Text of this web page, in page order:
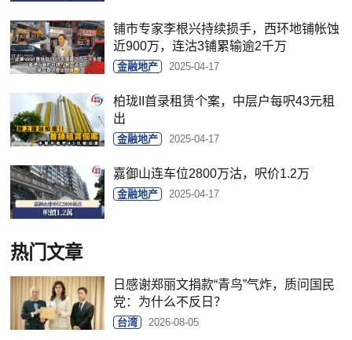
铺市专家李根兴持续损手，西环地铺帐蚀
近900万，连沽3铺累输逾2千万
金融地产 2025-04-17
柏珑II首录租赁个案，中层户每呎43元租
出
金融地产 2025-04-17
嘉御山连车位2800万沽，呎价1.2万
金融地产 2025-04-17
热门文章
日感谢郑丽文捐款“青鸟”气炸，质问国民
党：为什么不反日？
台湾 2026-08-05